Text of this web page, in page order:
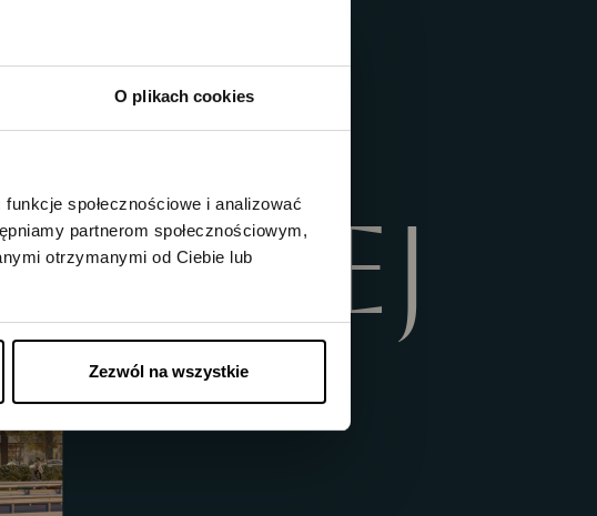
O plikach cookies
społecznościowe i analizować
partnerom społecznościowym,
otrzymanymi od Ciebie lub
Zezwól na wszystkie
WYŻEJ